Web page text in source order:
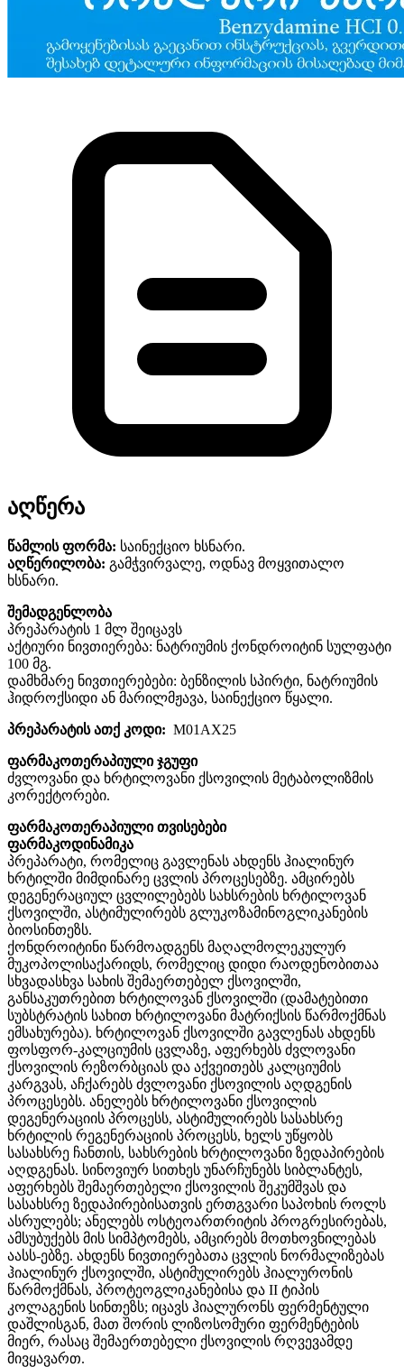
აღწერა
წამლის ფორმა: საინექციო ხსნარი.
აღწერილობა: გამჭვირვალე, ოდნავ მოყვითალო
ხსნარი.
შემადგენლობა
პრეპარატის 1 მლ შეიცავს
აქტიური ნივთიერება: ნატრიუმის ქონდროიტინ სულფატი
100 მგ.
დამხმარე ნივთიერებები: ბენზილის სპირტი, ნატრიუმის
ჰიდროქსიდი ან მარილმჟავა, საინექციო წყალი.
პრეპარატის ათქ კოდი: M01AX25
ფარმაკოთერაპიული ჯგუფი
ძვლოვანი და ხრტილოვანი ქსოვილის მეტაბოლიზმის
კორექტორები.
ფარმაკოთერაპიული თვისებები
ფარმაკოდინამიკა
პრეპარატი, რომელიც გავლენას ახდენს ჰიალინურ
ხრტილში მიმდინარე ცვლის პროცესებზე. ამცირებს
დეგენერაციულ ცვლილებებს სახსრების ხრტილოვან
ქსოვილში, ასტიმულირებს გლუკოზამინოგლიკანების
ბიოსინთეზს.
ქონდროიტინი წარმოადგენს მაღალმოლეკულურ
მუკოპოლისაქარიდს, რომელიც დიდი რაოდენობითაა
სხვადასხვა სახის შემაერთებელ ქსოვილში,
განსაკუთრებით ხრტილოვან ქსოვილში (დამატებითი
სუბსტრატის სახით ხრტილოვანი მატრიქსის წარმოქმნას
ემსახურება). ხრტილოვან ქსოვილში გავლენას ახდენს
ფოსფორ-კალციუმის ცვლაზე, აფერხებს ძვლოვანი
ქსოვილის რეზორბციას და აქვეითებს კალციუმის
კარგვას, აჩქარებს ძვლოვანი ქსოვილის აღდგენის
პროცესებს. ანელებს ხრტილოვანი ქსოვილის
დეგენერაციის პროცესს, ასტიმულირებს სასახსრე
ხრტილის რეგენერაციის პროცესს, ხელს უწყობს
სასახსრე ჩანთის, სახსრების ხრტილოვანი ზედაპირების
აღდგენას. სინოვიურ სითხეს უნარჩუნებს სიბლანტეს,
აფერხებს შემაერთებელი ქსოვილის შეკუმშვას და
სასახსრე ზედაპირებისათვის ერთგვარი საპოხის როლს
ასრულებს; ანელებს ოსტეოართრიტის პროგრესირებას,
ამსუბუქებს მის სიმპტომებს, ამცირებს მოთხოვნილებას
აასს-ებზე. ახდენს ნივთიერებათა ცვლის ნორმალიზებას
ჰიალინურ ქსოვილში, ასტიმულირებს ჰიალურონის
წარმოქმნას, პროტეოგლიკანებისა და II ტიპის
კოლაგენის სინთეზს; იცავს ჰიალურონს ფერმენტული
დაშლისგან, მათ შორის ლიზოსომური ფერმენტების
მიერ, რასაც შემაერთებელი ქსოვილის რღვევამდე
მივყავართ.